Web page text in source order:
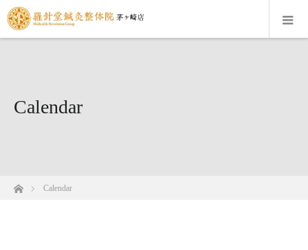
Calendar
ホームCalendar